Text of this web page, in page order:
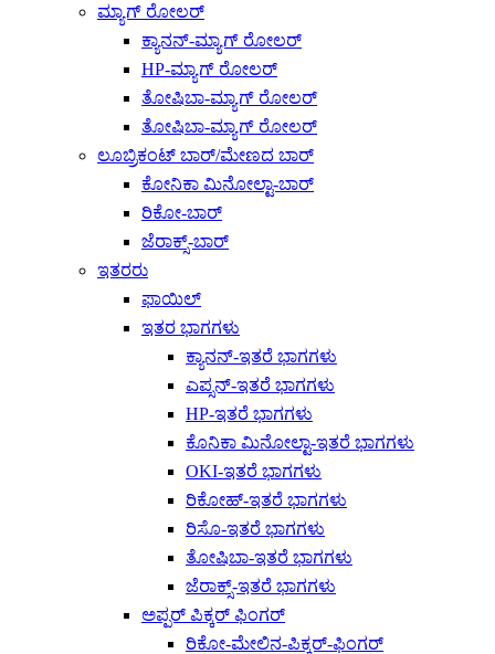
ಮ್ಯಾಗ್ ರೋಲರ್
ಕ್ಯಾನನ್-ಮ್ಯಾಗ್ ರೋಲರ್
HP-ಮ್ಯಾಗ್ ರೋಲರ್
ತೋಷಿಬಾ-ಮ್ಯಾಗ್ ರೋಲರ್
ತೋಷಿಬಾ-ಮ್ಯಾಗ್ ರೋಲರ್
ಲೂಬ್ರಿಕಂಟ್ ಬಾರ್/ಮೇಣದ ಬಾರ್
ಕೋನಿಕಾ ಮಿನೋಲ್ಟಾ-ಬಾರ್
ರಿಕೋ-ಬಾರ್
ಜೆರಾಕ್ಸ್-ಬಾರ್
ಇತರರು
ಫಾಯಿಲ್
ಇತರ ಭಾಗಗಳು
ಕ್ಯಾನನ್-ಇತರೆ ಭಾಗಗಳು
ಎಪ್ಸನ್-ಇತರೆ ಭಾಗಗಳು
HP-ಇತರೆ ಭಾಗಗಳು
ಕೊನಿಕಾ ಮಿನೋಲ್ಟಾ-ಇತರೆ ಭಾಗಗಳು
OKI-ಇತರೆ ಭಾಗಗಳು
ರಿಕೋಹ್-ಇತರೆ ಭಾಗಗಳು
ರಿಸೊ-ಇತರೆ ಭಾಗಗಳು
ತೋಷಿಬಾ-ಇತರೆ ಭಾಗಗಳು
ಜೆರಾಕ್ಸ್-ಇತರೆ ಭಾಗಗಳು
ಅಪ್ಪರ್ ಪಿಕ್ಕರ್ ಫಿಂಗರ್
ರಿಕೋ-ಮೇಲಿನ-ಪಿಕ್ಕರ್-ಫಿಂಗರ್